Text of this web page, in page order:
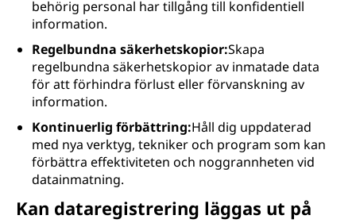
behörig personal har tillgång till konfidentiell
information.
Regelbundna säkerhetskopior:Skapa
regelbundna säkerhetskopior av inmatade data
för att förhindra förlust eller förvanskning av
information.
Kontinuerlig förbättring:Håll dig uppdaterad
med nya verktyg, tekniker och program som kan
förbättra effektiviteten och noggrannheten vid
datainmatning.
Kan dataregistrering läggas ut på